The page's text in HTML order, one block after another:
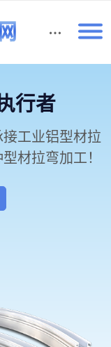
行者
工业铝型材拉
材拉弯加工！